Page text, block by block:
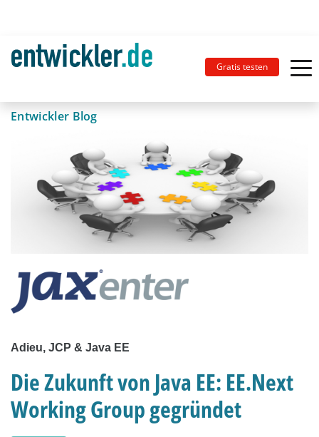
Gratis testen
Entwickler Blog
Adieu, JCP & Java EE
Die Zukunft von Java EE: EE.Next
Working Group gegründet